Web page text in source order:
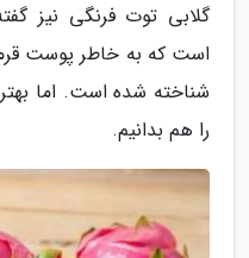
گلابی توت فرنگی نیز
است که به خاطر پوست
شناخته شده است. اما
را هم بدانیم.